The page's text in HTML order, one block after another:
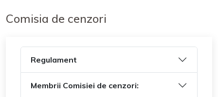
Comisia de cenzori
Regulament
Membrii Comisiei de cenzori: